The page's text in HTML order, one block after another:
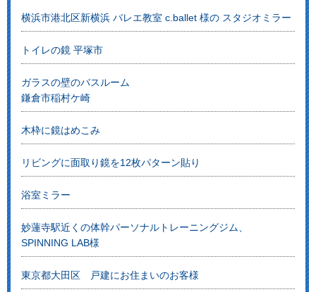
横浜市港北区新横浜 バレエ教室 c.ballet 様の スタジオミラー
トイレの鏡 平塚市
ガラスの壁のバスルーム
鎌倉市稲村ケ崎
木枠に鏡はめこみ
リビングに面取り鏡を12枚パターン貼り
浴室ミラー
妙蓮寺駅近くの体幹パーソナルトレーニングジム、
SPINNING LAB様
東京都大田区 戸建にお住まいのお客様